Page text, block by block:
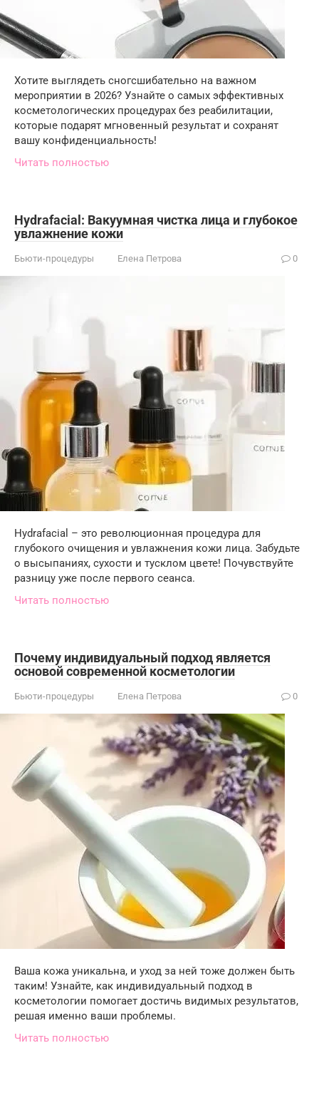
Хотите выглядеть сногсшибательно на важном
мероприятии в 2026? Узнайте о самых эффективных
косметологических процедурах без реабилитации,
которые подарят мгновенный результат и сохранят
вашу конфиденциальность!
Читать полностью
Hydrafacial: Вакуумная чистка лица и глубокое
увлажнение кожи
Бьюти-процедуры Елена Петрова 0
Hydrafacial – это революционная процедура для
глубокого очищения и увлажнения кожи лица. Забудьте
о высыпаниях, сухости и тусклом цвете! Почувствуйте
разницу уже после первого сеанса.
Читать полностью
Почему индивидуальный подход является
основой современной косметологии
Бьюти-процедуры Елена Петрова 0
Ваша кожа уникальна, и уход за ней тоже должен быть
таким! Узнайте, как индивидуальный подход в
косметологии помогает достичь видимых результатов,
решая именно ваши проблемы.
Читать полностью